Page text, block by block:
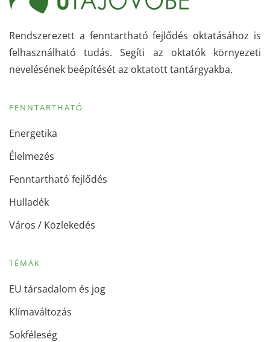
Rendszerezett a fenntartható fejlődés oktatásához is
felhasználható tudás. Segíti az oktatók környezeti
nevelésének beépítését az oktatott tantárgyakba.
FENNTARTHATÓ
Energetika
Élelmezés
Fenntartható fejlődés
Hulladék
Város / Közlekedés
TÉMÁK
EU társadalom és jog
Klímaváltozás
Sokféleség